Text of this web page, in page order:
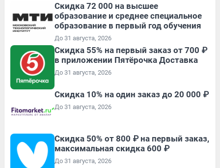
Скидка 72 000 на высшее
образование и среднее специальное
образование в первый год обучения
До 31 августа, 2026
Скидка 55% на первый заказ от 700 ₽
в приложении Пятёрочка Доставка
До 31 августа, 2026
Скидка 10% на один заказ до 20 000 ₽
До 31 августа, 2026
Скидка 50% от 800 ₽ на первый заказ,
максимальная скидка 600 ₽
До 31 августа, 2026